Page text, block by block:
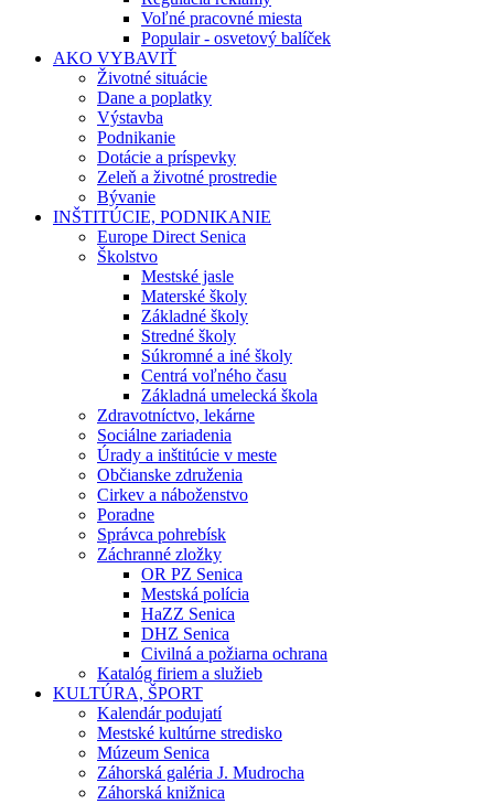
Voľné pracovné miesta
Populair - osvetový balíček
AKO VYBAVIŤ
Životné situácie
Dane a poplatky
Výstavba
Podnikanie
Dotácie a príspevky
Zeleň a životné prostredie
Bývanie
INŠTITÚCIE, PODNIKANIE
Europe Direct Senica
Školstvo
Mestské jasle
Materské školy
Základné školy
Stredné školy
Súkromné a iné školy
Centrá voľného času
Základná umelecká škola
Zdravotníctvo, lekárne
Sociálne zariadenia
Úrady a inštitúcie v meste
Občianske združenia
Cirkev a náboženstvo
Poradne
Správca pohrebísk
Záchranné zložky
OR PZ Senica
Mestská polícia
HaZZ Senica
DHZ Senica
Civilná a požiarna ochrana
Katalóg firiem a služieb
KULTÚRA, ŠPORT
Kalendár podujatí
Mestské kultúrne stredisko
Múzeum Senica
Záhorská galéria J. Mudrocha
Záhorská knižnica